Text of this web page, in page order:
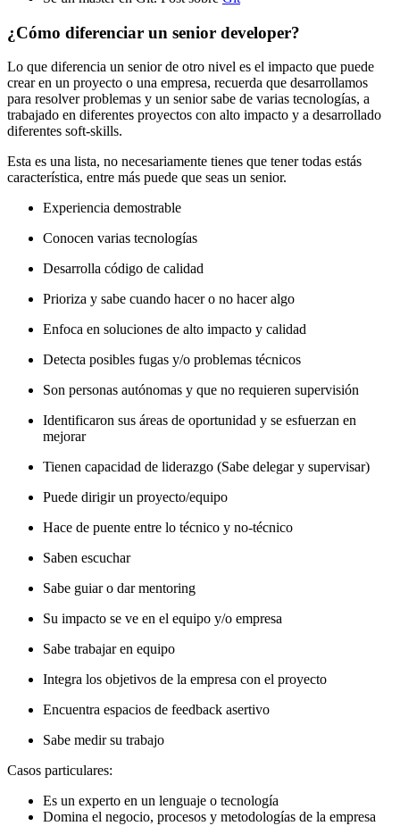
¿Cómo diferenciar un senior developer?
Lo que diferencia un senior de otro nivel es el impacto que puede
crear en un proyecto o una empresa, recuerda que desarrollamos
para resolver problemas y un senior sabe de varias tecnologías, a
trabajado en diferentes proyectos con alto impacto y a desarrollado
diferentes soft-skills.
Esta es una lista, no necesariamente tienes que tener todas estás
característica, entre más puede que seas un senior.
Experiencia demostrable
Conocen varias tecnologías
Desarrolla código de calidad
Prioriza y sabe cuando hacer o no hacer algo
Enfoca en soluciones de alto impacto y calidad
Detecta posibles fugas y/o problemas técnicos
Son personas autónomas y que no requieren supervisión
Identificaron sus áreas de oportunidad y se esfuerzan en
mejorar
Tienen capacidad de liderazgo (Sabe delegar y supervisar)
Puede dirigir un proyecto/equipo
Hace de puente entre lo técnico y no-técnico
Saben escuchar
Sabe guiar o dar mentoring
Su impacto se ve en el equipo y/o empresa
Sabe trabajar en equipo
Integra los objetivos de la empresa con el proyecto
Encuentra espacios de feedback asertivo
Sabe medir su trabajo
Casos particulares:
Es un experto en un lenguaje o tecnología
Domina el negocio, procesos y metodologías de la empresa